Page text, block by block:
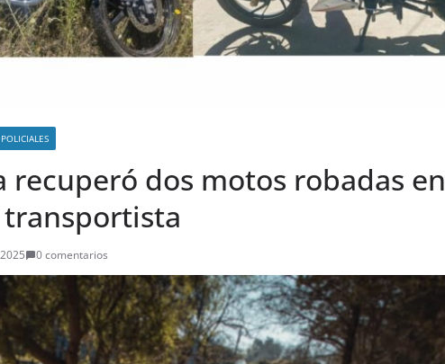
POLICIALES
recuperó dos motos robadas en
0 comentarios